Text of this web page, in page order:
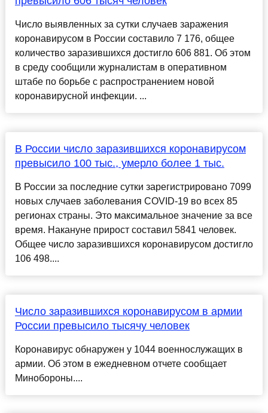
Число выявленных за сутки случаев заражения
коронавирусом в России составило 7 176, общее
количество заразившихся достигло 606 881. Об этом
в среду сообщили журналистам в оперативном
штабе по борьбе с распространением новой
коронавирусной инфекции. ...
В России число заразившихся коронавирусом
превысило 100 тыс., умерло более 1 тыс.
В России за последние сутки зарегистрировано 7099
новых случаев заболевания COVID-19 во всех 85
регионах страны. Это максимальное значение за все
время. Накануне прирост составил 5841 человек.
Общее число заразившихся коронавирусом достигло
106 498....
Число заразившихся коронавирусом в армии
России превысило тысячу человек
Коронавирус обнаружен у 1044 военнослужащих в
армии. Об этом в ежедневном отчете сообщает
Минобороны....